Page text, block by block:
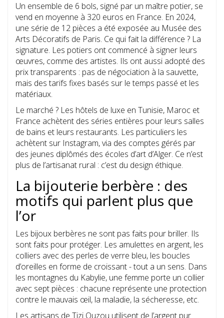
Un ensemble de 6 bols, signé par un maître potier, se
vend en moyenne à 320 euros en France. En 2024,
une série de 12 pièces a été exposée au Musée des
Arts Décoratifs de Paris. Ce qui fait la différence ? La
signature. Les potiers ont commencé à signer leurs
œuvres, comme des artistes. Ils ont aussi adopté des
prix transparents : pas de négociation à la sauvette,
mais des tarifs fixes basés sur le temps passé et les
matériaux.
Le marché ? Les hôtels de luxe en Tunisie, Maroc et
France achètent des séries entières pour leurs salles
de bains et leurs restaurants. Les particuliers les
achètent sur Instagram, via des comptes gérés par
des jeunes diplômés des écoles d’art d’Alger. Ce n’est
plus de l’artisanat rural : c’est du design éthique.
La bijouterie berbère : des
motifs qui parlent plus que
l’or
Les bijoux berbères ne sont pas faits pour briller. Ils
sont faits pour protéger. Les amulettes en argent, les
colliers avec des perles de verre bleu, les boucles
d’oreilles en forme de croissant - tout a un sens. Dans
les montagnes du Kabylie, une femme porte un collier
avec sept pièces : chacune représente une protection
contre le mauvais œil, la maladie, la sécheresse, etc.
Les artisans de Tizi Ouzou utilisent de l’argent pur